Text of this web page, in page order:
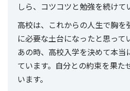
しら、コツコツと勉強を続けて
高校は、これからの人生で胸を
に必要な土台になったと思って
あの時、高校入学を決めて本当
ています。自分との約束を果た
います。